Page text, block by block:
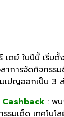
เดย์ ในปีนี้ เริ่มตั้
ลาการจัดกิจกรร
เปญออกเป็น 3
Cashback : พ
รมเด็ด เทคโนโล